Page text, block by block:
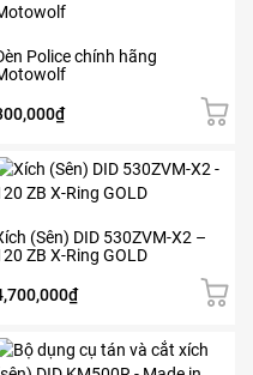
Police chính hãng
₫
(Sên) DID 530ZVM-X2 –
ZB X-Ring GOLD
₫